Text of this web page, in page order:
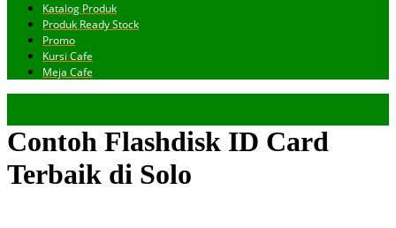
Katalog Produk
Produk Ready Stock
Promo
Kursi Cafe
Meja Cafe
Contoh Flashdisk ID Card
Terbaik di Solo